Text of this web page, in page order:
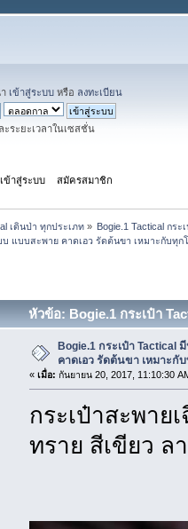
เข้าสู่ระบบ หรือ ลงทะเบียน
ระยะเวลาในเซสชั่น
เข้าสู่ระบบ สมัครสมาชิก
เดินป่า ทุกประเภท» Bogie.1 Tactical กร
บ แบบสะพาย คาดเอว รัดต้นขา เหมาะกับทุ
หัวข้อ: Bogie.1 กระเป๋า
Bogie.1 กระเป๋า Tactical
คาดเอว รัดต้นขา เหมาะกั
« เมื่อ: กันยายน 20, 2017, 11:10:30
กระเป๋าสะพาย
ทราย สีเขียว ล